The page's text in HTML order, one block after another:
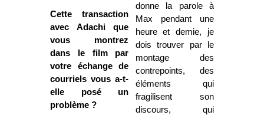
Cette transaction
avec Adachi que
vous montrez
dans le film par
votre échange de
courriels vous a-t-
elle posé un
problème ?
donne la parole à
Max pendant une
heure et demie, je
dois trouver par le
montage des
contrepoints, des
éléments qui
fragilisent son
discours, qui